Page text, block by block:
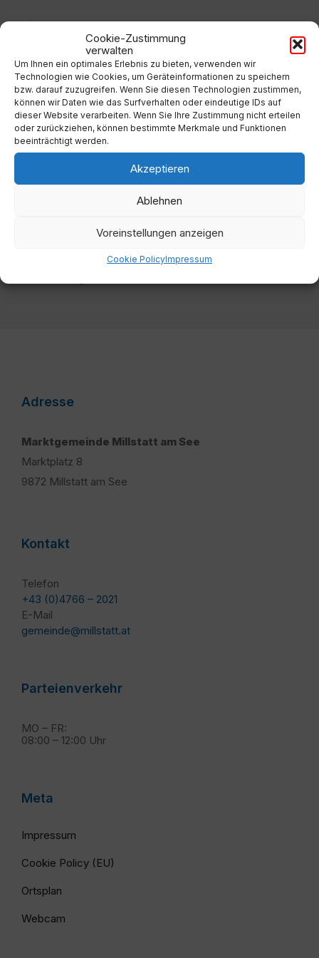
Cookie-Zustimmung
verwalten
Um Ihnen ein optimales Erlebnis zu bieten, verwenden wir
Technologien wie Cookies, um Geräteinformationen zu speichern
bzw. darauf zuzugreifen. Wenn Sie diesen Technologien zustimmen,
können wir Daten wie das Surfverhalten oder eindeutige IDs auf
dieser Website verarbeiten. Wenn Sie Ihre Zustimmung nicht erteilen
oder zurückziehen, können bestimmte Merkmale und Funktionen
beeinträchtigt werden.
Akzeptieren
Ablehnen
Voreinstellungen anzeigen
Cookie PolicyImpressum
Filter
Von:
Bis:
Filter
Adresse
Marktgemeinde Millstatt am See
Marktplatz 8
9872 Millstatt am See
Kontakt
Telefon
+43 (0)4766 – 2021
E-Mail
gemeinde@millstatt.at
Parteienverkehr
MO – FR:
08:00 – 12:00 Uhr
Meta
Impressum
Cookie Policy (EU)
Ortsplan
Webcam